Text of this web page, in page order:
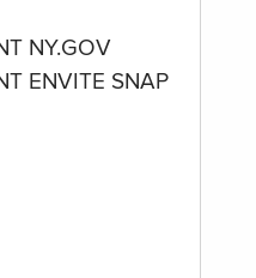
NY.GOV
ENVITE SNAP